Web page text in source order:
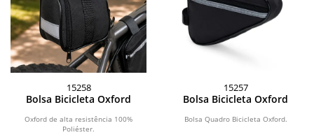
15258
Bolsa Bicicleta Oxford
Oxford de alta resistência 100%
Poliéster.
15257
Bolsa Bicicleta Oxford
Bolsa Quadro Bicicleta Oxford.